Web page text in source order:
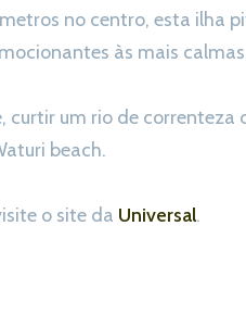
no centro, esta ilha
às mais
curtir um rio de correnteza
beach.
o site da Universal.